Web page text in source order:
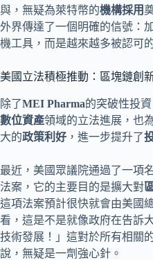
與，無疑為萊特幣的機構採用
外界傳達了一個明確的信號：
機工具，而是越來越多被認可
美國立法積極推動：區塊鏈創
除了MEI Pharma的突破性投
數位資產領域的立法進展，也
大的政策利好 ，進一步提升了
最近，美國眾議院通過了一項
法案，它的主要目的是擴大對
這項法案預計很快就會由美國
看，這是不是就像政府在告訴
技術發展！」這對於所有相關
說，無疑是一劑強心針。